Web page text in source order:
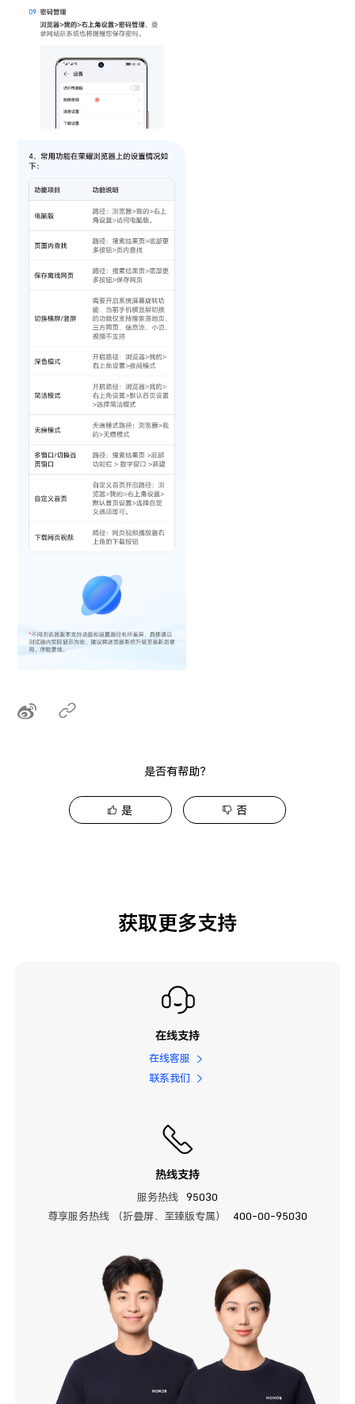
是否有帮助？
是 否
获取更多支持
在线支持
在线客服
联系我们
热线支持
服务热线
95030
尊享服务热线 （折叠屏、至臻版专属）
400-00-95030